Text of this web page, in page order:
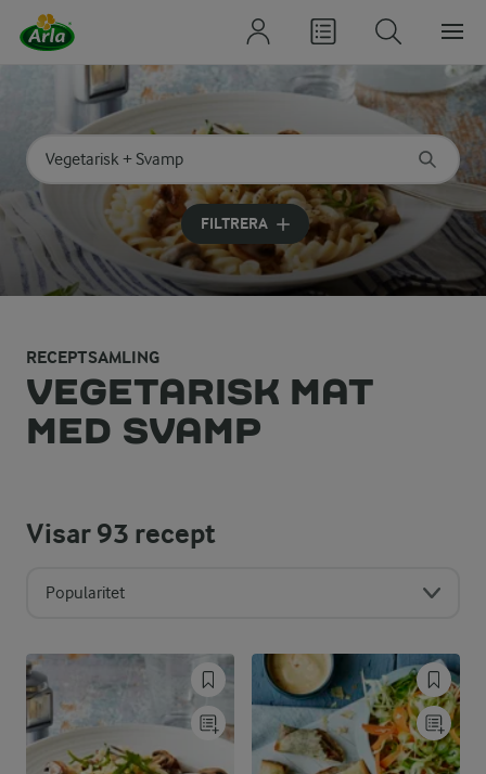
Sök på kategori eller ingrediens
Skriv in sökord för att få förslag
FILTRERA
RECEPTSAMLING
VEGETARISK MAT
MED SVAMP
Visar93 recept
Popularitet